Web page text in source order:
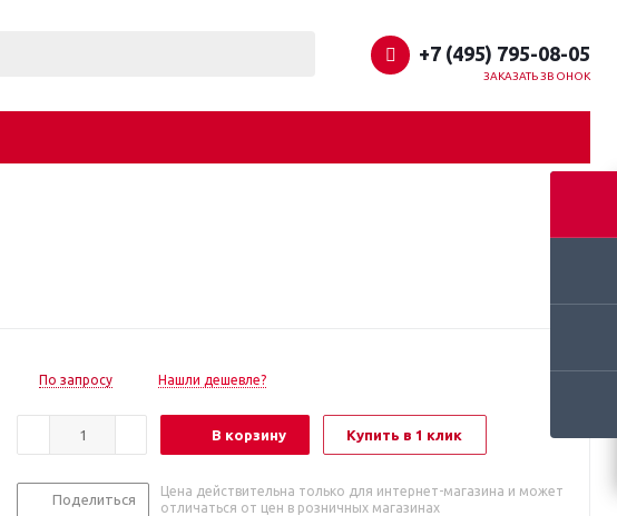
+7 (495) 795-08-05
ЗАКАЗАТЬ ЗВОНОК
По запросу Нашли дешевле?
В корзину Купить в 1 клик
Поделиться
Цена действительна только для интернет-магазина и может
отличаться от цен в розничных магазинах